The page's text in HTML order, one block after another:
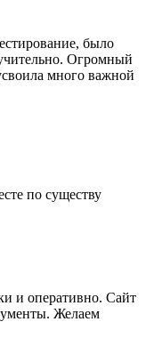
было
Огромный
много важной
по существу
и оперативно. Сайт
Желаем